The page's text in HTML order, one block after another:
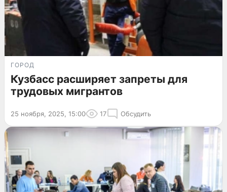
ГОРОД
Кузбасс расширяет запреты для
трудовых мигрантов
25 ноября, 2025, 15:00 17 Обсудить